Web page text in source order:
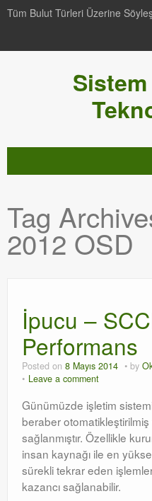
Tüm Bulut Türleri Üzerine
Genel
Video-Webcast-Seminer
SCOM
Orchestrator
Watchguard
PHP & MySQL
Exchange
Tag
2012 OSD
İpucu –
Performans
Posted on 8 Mayıs 2014 by
Leave a comment
Günümüzde işletim
beraber
sağlanmıştır. Özellikle
insan kaynağı ile en
sürekli tekrar eden
kazancı sağlanabilir.